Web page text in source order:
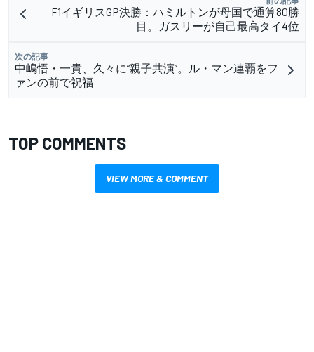
F1イギリスGP決勝：ハミルトンが母国で通算80勝
目。ガスリーが自己最高タイ4位
次の記事
中嶋悟・一貴、久々に“親子共演”。ル・マン連覇をフ
ァンの前で祝福
TOP COMMENTS
VIEW MORE & COMMENT